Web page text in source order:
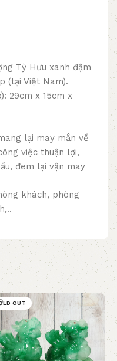
Tỳ Hưu xanh đậm
(tại Việt Nam).
29cm x 15cm x
lại may mắn về
việc thuận lợi,
đem lại vận may
khách, phòng
OUT